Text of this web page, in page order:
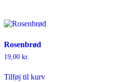
Rosenbrød
19,00 kr.
Tilføj til kurv